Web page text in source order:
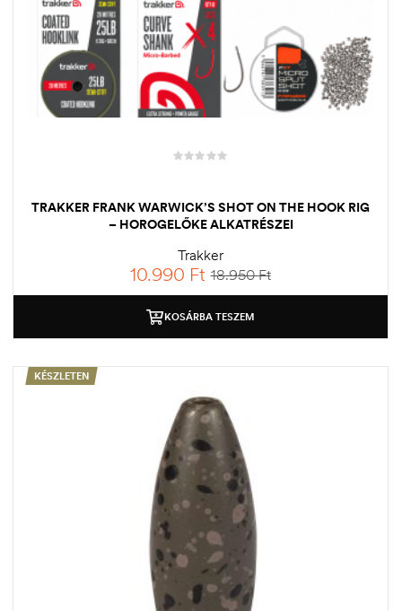
TRAKKER FRANK WARWICK’S SHOT ON THE HOOK RIG
– HOROGELŐKE ALKATRÉSZEI
Trakker
18.950Ft
10.990 Ft
KOSÁRBA TESZEM
KÉSZLETEN